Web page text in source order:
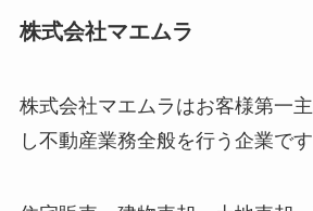
株式会社マエムラ
株式会社マエムラはお客様第一
し不動産業務全般を行う企業です